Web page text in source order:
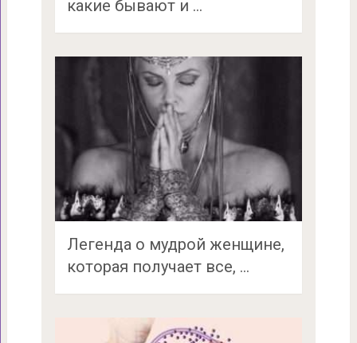
какие бывают и …
Легенда о мудрой женщине,
которая получает все, …